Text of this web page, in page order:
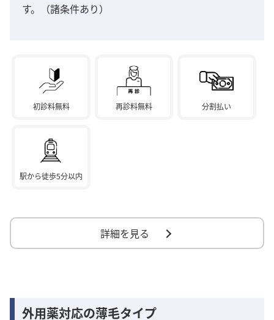
す。（諸条件あり）
初診料無料 再診料無料 分割払い
駅から徒歩5分以内
詳細を見る
外用薬対応の薄毛タイプ